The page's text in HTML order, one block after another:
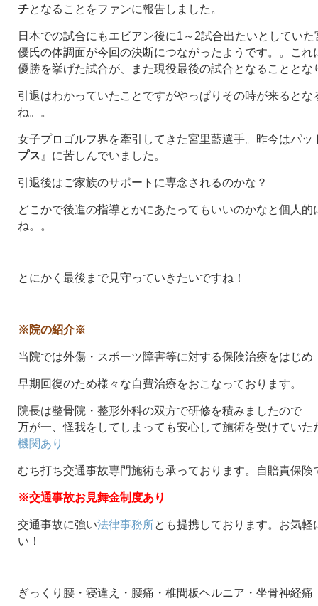
チとなることをファンに報告しました。
日本での試合にもエビアン後に1～2試合出たいとしてい
優氏の体調面が今回の決断につながったようです。。これ
優勝を挙げた試合が、また現役最後の試合となることとな
引退はわかっていたことですがやっぱりその時が来るとな
ね。。
女子プロゴルフ界を牽引してきた宮里藍選手。昨今はパッ
プス 』に苦しんでいました。
引退後はご家族のサポートに専念されるのかな？
どこかで後進の指導とかにあたってもいいのかなと個人的
ね。。
とにかく最後まで見守っていきたいですね！
※院の紹介※
当院では外傷・スポーツ障害等に対する保険治療をはじめ
早期回復のため様々な自費治療をおこなっております。
院長は整骨院・整形外科の双方で研修を積みましたので
万が一、怪我をしてしまっても安心して施術を受けていた
機関あり
むち打ち交通事故専門施術も承っております。自賠責保険
※交通事故お見舞金制度あり
交通事故に強い法律事務所とも提携しております。お気軽
い！
ぎっくり腰・寝違え・腰痛・椎間板ヘルニア・坐骨神経痛